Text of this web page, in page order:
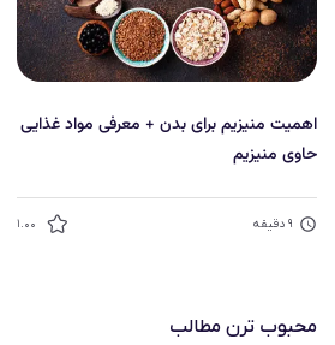
اهمیت منیزیم برای بدن + معرفی مواد غذایی
حاوی منیزیم
۹ دقیقه ۱.۰۰
محبوب‌ ترن مطالب